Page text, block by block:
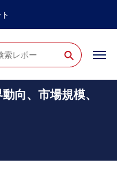
⚲
向、市場規模、